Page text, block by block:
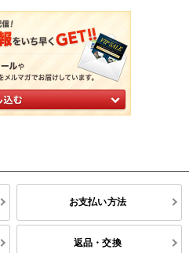
お支払い方法
返品・交換